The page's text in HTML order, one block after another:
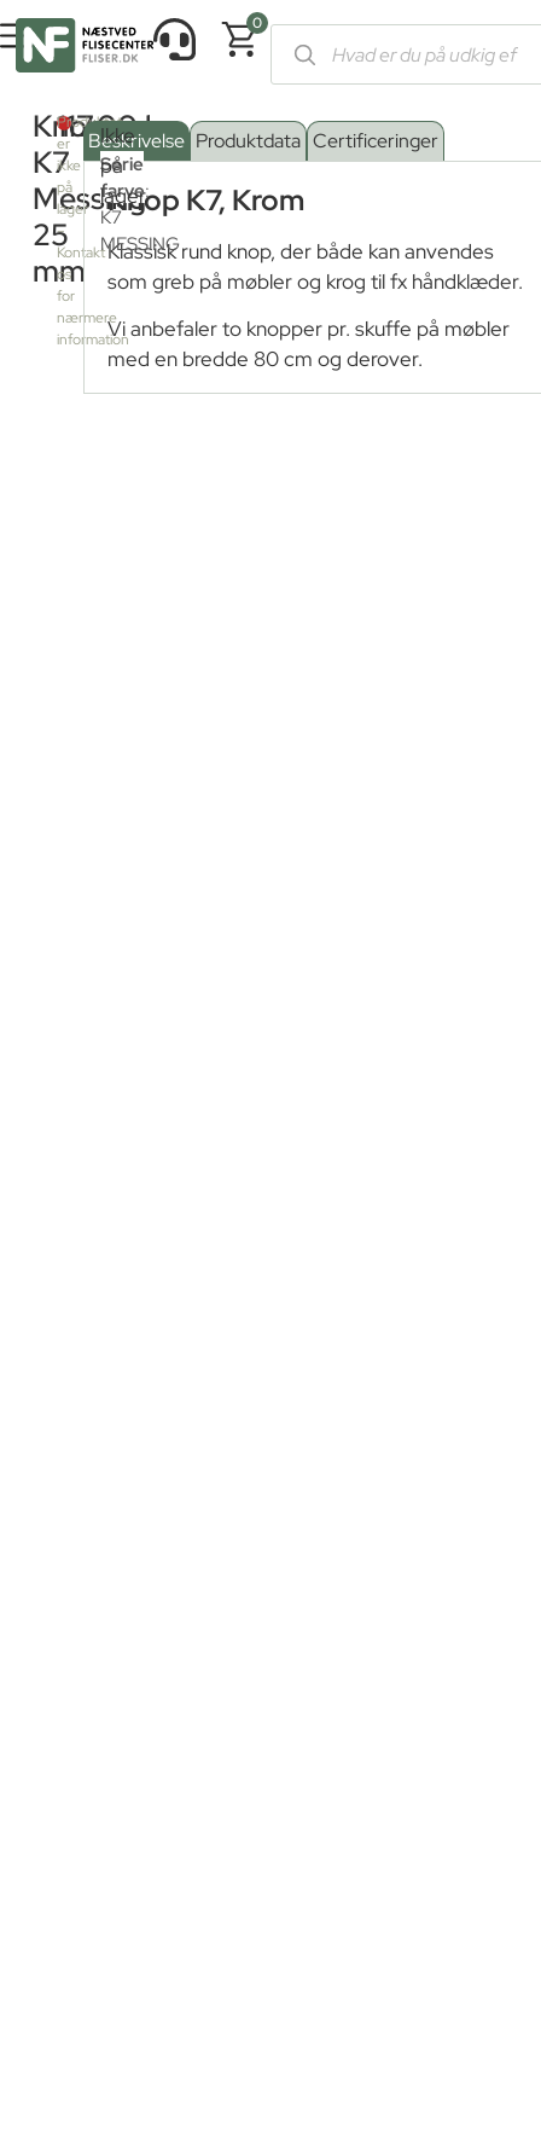
0
Forside/Shop/
Knop
K7
Messing
25
mm
117,00kr.
Produktet
er
ikke
på
lager
–
Kontakt
os
for
nærmere
information
Serie
farve:
K7
MESSING
Ikke
på
lager
Beskrivelse Produktdata Certificeringer
Knop K7, Krom
Klassisk rund knop, der både kan anvendes
som greb på møbler og krog til fx håndklæder.
Vi anbefaler to knopper pr. skuffe på møbler
med en bredde 80 cm og derover.